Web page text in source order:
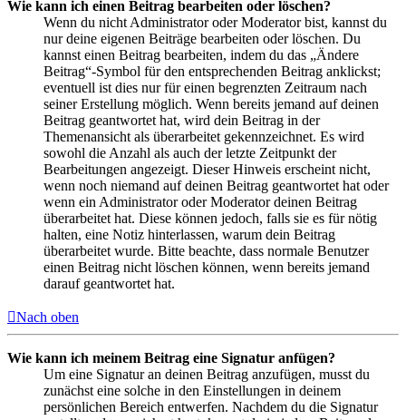
Wie kann ich einen Beitrag bearbeiten oder löschen?
Wenn du nicht Administrator oder Moderator bist, kannst du
nur deine eigenen Beiträge bearbeiten oder löschen. Du
kannst einen Beitrag bearbeiten, indem du das „Ändere
Beitrag“-Symbol für den entsprechenden Beitrag anklickst;
eventuell ist dies nur für einen begrenzten Zeitraum nach
seiner Erstellung möglich. Wenn bereits jemand auf deinen
Beitrag geantwortet hat, wird dein Beitrag in der
Themenansicht als überarbeitet gekennzeichnet. Es wird
sowohl die Anzahl als auch der letzte Zeitpunkt der
Bearbeitungen angezeigt. Dieser Hinweis erscheint nicht,
wenn noch niemand auf deinen Beitrag geantwortet hat oder
wenn ein Administrator oder Moderator deinen Beitrag
überarbeitet hat. Diese können jedoch, falls sie es für nötig
halten, eine Notiz hinterlassen, warum dein Beitrag
überarbeitet wurde. Bitte beachte, dass normale Benutzer
einen Beitrag nicht löschen können, wenn bereits jemand
darauf geantwortet hat.
Nach oben
Wie kann ich meinem Beitrag eine Signatur anfügen?
Um eine Signatur an deinen Beitrag anzufügen, musst du
zunächst eine solche in den Einstellungen in deinem
persönlichen Bereich entwerfen. Nachdem du die Signatur